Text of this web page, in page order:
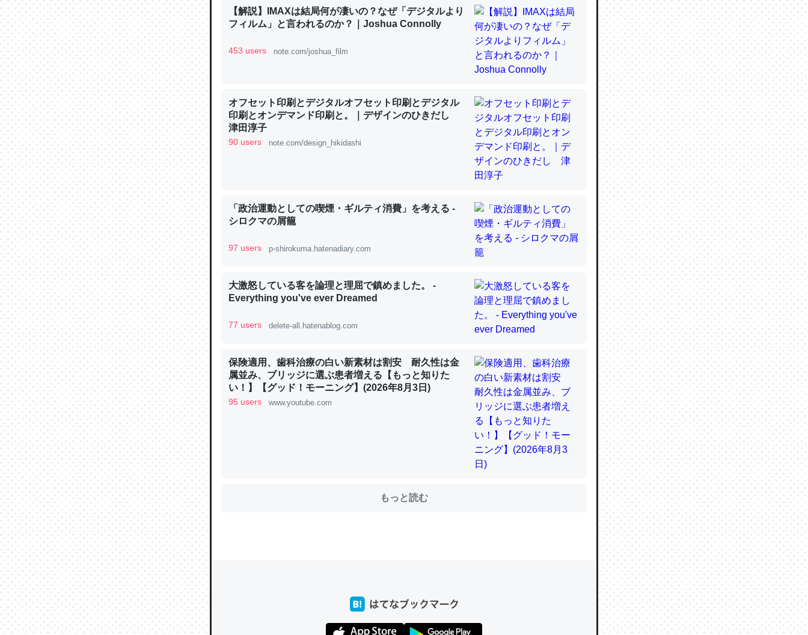
昆虫ってカルシウム少ないのか。知らんかった。調べたらコオロギのカルシウム分はエビ
─ニュース :: 【研究発表】昆虫学の大問題＝「昆虫はなぜ海にいないのか」に関する新仮説
論文では「淡水はカルシウムも酸素も不足してて両方に不利だから両方が拮抗してるので
チンを強化してる筈だが、酵素が違うのか？
─ニュース :: 【研究発表】昆虫学の大問題＝「昆虫はなぜ海にいないのか」に関する新仮説
これを元に考えるとカルシウムを大量に使う脊椎動物と貝類は苦労してるんだな…。腹足
類だと殻を無くしてナメクジになったり努力してるし。
ウチもEchoを実家に置いて４年。でたまに覗いてる。ぼちぼちRingも置こうかと画策
中。あと、Googleマップで位置情報を共有してる。電池残量や充電中かが分かるのでこ
─たまにLINEするくらいだった遠方の父67歳と僕。ITツール導入でコミュニケーションが劇的に変化し
【解説】IMAXは結局何が凄いの？なぜ「デジタルより
フィルム」と言われるのか？｜Joshua Connolly
453 users note.com/joshua_film
オフセット印刷とデジタルオフセット印刷とデジタル
印刷とオンデマンド印刷と。｜デザインのひきだし
津田淳子
90 users note.com/design_hikidashi
「政治運動としての喫煙・ギルティ消費」を考える -
シロクマの屑籠
97 users p-shirokuma.hatenadiary.com
大激怒している客を論理と理屈で鎮めました。 -
Everything you've ever Dreamed
77 users delete-all.hatenablog.com
保険適用、歯科治療の白い新素材は割安 耐久性は金
属並み、ブリッジに選ぶ患者増える【もっと知りた
い！】【グッド！モーニング】(2026年8月3日)
95 users www.youtube.com
もっと読む